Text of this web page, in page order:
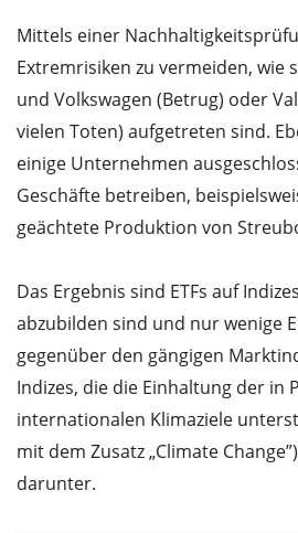
Mittels einer
Extremrisiken zu vermeiden, wie
und Volkswagen (Betrug) oder
vielen Toten) aufgetreten sind.
einige Unternehmen
Geschäfte betreiben,
geächtete Produktion von
Das Ergebnis sind ETFs auf
abzubilden sind und nur wenige
gegenüber den gängigen
Indizes, die die Einhaltung der in
internationalen Klimaziele
mit dem Zusatz „Climate
darunter.